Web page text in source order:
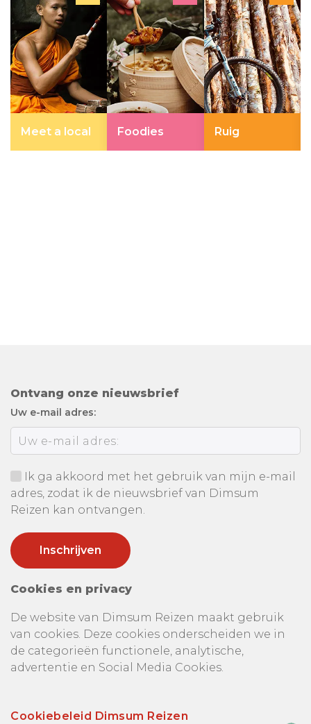
Meet a local Foodies Ruig
Ontvang onze nieuwsbrief
Uw e-mail adres:
Ik ga akkoord met het gebruik van mijn e-mail
adres, zodat ik de nieuwsbrief van Dimsum
Reizen kan ontvangen.
Cookies en privacy
De website van Dimsum Reizen maakt gebruik
van cookies. Deze cookies onderscheiden we in
de categorieën functionele, analytische,
advertentie en Social Media Cookies.
Cookiebeleid Dimsum Reizen